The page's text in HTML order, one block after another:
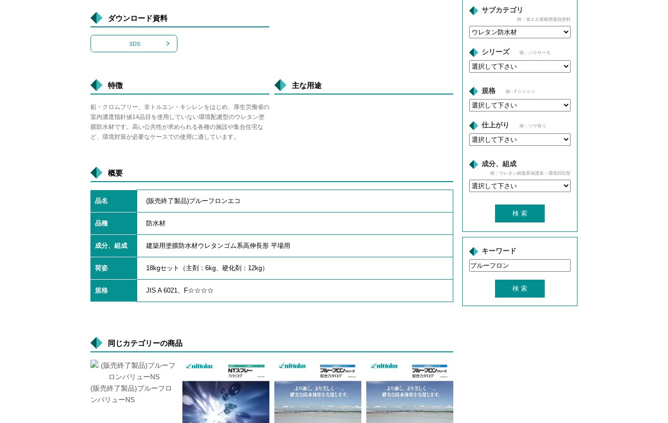
ダウンロード資料
SDS
特徴
鉛・クロムフリー、非トルエン・キシレンをはじめ、厚生労働省の
室内濃度指針値14品目を使用していない環境配慮型のウレタン塗
膜防水材です。高い公共性が求められる各種の施設や集合住宅な
ど、環境対策が必要なケースでの使用に適しています。
主な用途
概要
品名 (販売終了製品)プルーフロンエコ
品種 防水材
成分、組成 建築用塗膜防水材ウレタンゴム系高伸長形 平場用
荷姿 18kgセット（主剤：6kg、硬化剤：12kg）
規格 JIS A 6021、F☆☆☆☆
同じカテゴリーの商品
(販売終了製品)プルーフロ
ンバリューNS
サブカテゴリ
例：省エネ屋根用遮熱塗料
シリーズ 例：パラサーモ
規格 例：F☆☆☆☆
仕上がり 例：ツヤ有り
成分、組成
例：ウレタン樹脂系保護系：環境対応型
キーワード